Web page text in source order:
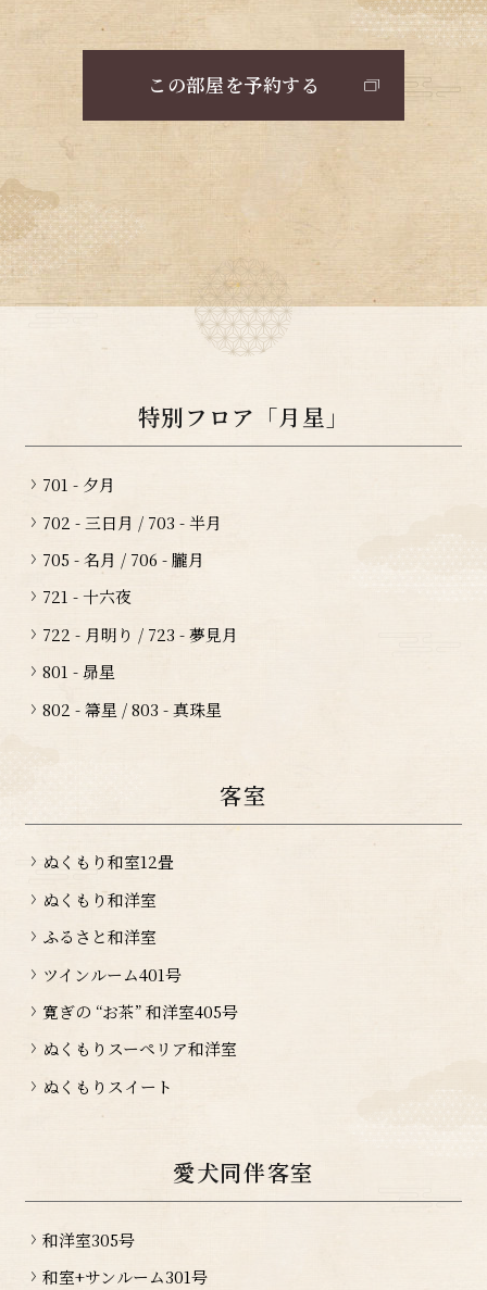
この部屋を予約する
特別フロア「月星」
701 - 夕月
702 - 三日月 / 703 - 半月
705 - 名月 / 706 - 朧月
721 - 十六夜
722 - 月明り / 723 - 夢見月
801 - 昴星
802 - 箒星 / 803 - 真珠星
客室
ぬくもり和室12畳
ぬくもり和洋室
ふるさと和洋室
ツインルーム401号
寛ぎの “お茶” 和洋室405号
ぬくもりスーペリア和洋室
ぬくもりスイート
愛犬同伴客室
和洋室305号
和室+サンルーム301号